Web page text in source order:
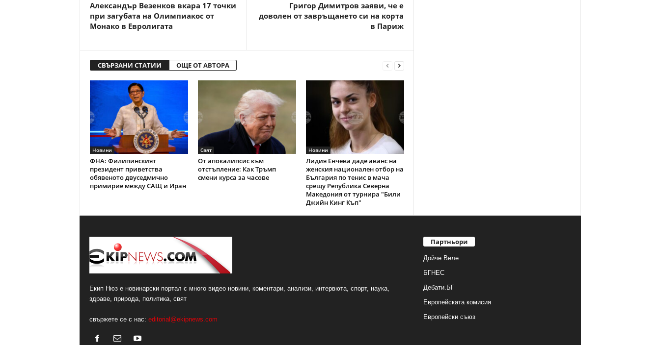
Александър Везенков вкара 17 точки
при загубата на Олимпиакос от
Монако в Евролигата
Григор Димитров заяви, че е
доволен от завръщането си на корта
в Париж
СВЪРЗАНИ СТАТИИ ОЩЕ ОТ АВТОРА
Новини
ФНА: Филипинският
президент приветства
обявеното двуседмично
примирие между САЩ и Иран
Свят
От апокалипсис към
отстъпление: Как Тръмп
смени курса за часове
Новини
Лидия Енчева даде аванс на
женския национален отбор на
България по тенис в мача
срещу Република Северна
Македония от турнира "Били
Джийн Кинг Къп"
Екип Нюз е новинарски портал с много видео новини, коментари, анализи, интервюта, спорт, наука,
здраве, природа, политика, свят
свържете се с нас: editorial@ekipnews.com
Партньори
Дойче Веле
БГНЕС
Дебати.БГ
Европейската комисия
Европейски съюз